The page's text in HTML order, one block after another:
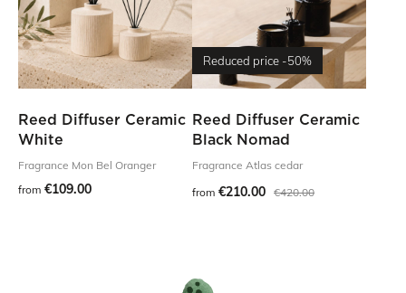
Reed Diffuser Ceramic
White
Fragrance Mon Bel Oranger
from €109.00
Reduced price -50%
Reed Diffuser Ceramic
Black Nomad
Fragrance Atlas cedar
from €210.00 €420.00